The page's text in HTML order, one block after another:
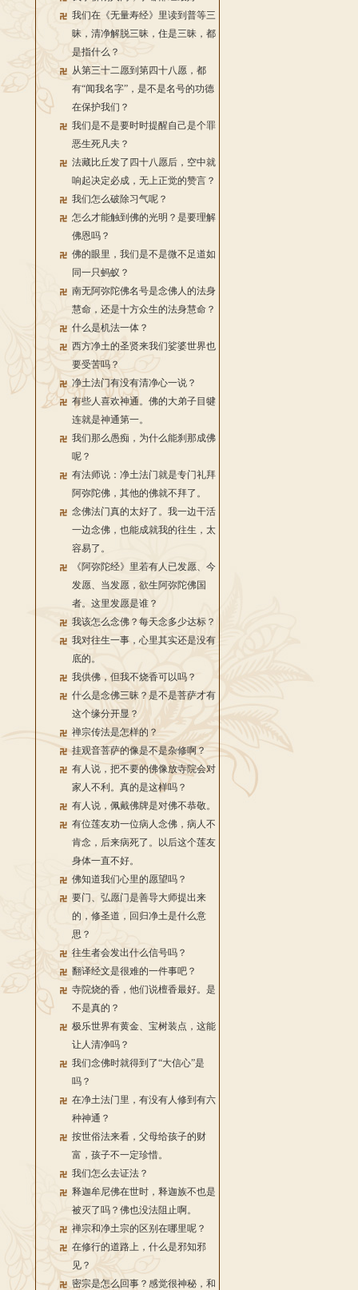
我们在《无量寿经》里读到普等三
昧，清净解脱三昧，住是三昧，都
是指什么？
从第三十二愿到第四十八愿，都
有“闻我名字”，是不是名号的功德
在保护我们？
我们是不是要时时提醒自己是个罪
恶生死凡夫？
法藏比丘发了四十八愿后，空中就
响起决定必成，无上正觉的赞言？
我们怎么破除习气呢？
怎么才能触到佛的光明？是要理解
佛恩吗？
佛的眼里，我们是不是微不足道如
同一只蚂蚁？
南无阿弥陀佛名号是念佛人的法身
慧命，还是十方众生的法身慧命？
什么是机法一体？
西方净土的圣贤来我们娑婆世界也
要受苦吗？
净土法门有没有清净心一说？
有些人喜欢神通。佛的大弟子目犍
连就是神通第一。
我们那么愚痴，为什么能刹那成佛
呢？
有法师说：净土法门就是专门礼拜
阿弥陀佛，其他的佛就不拜了。
念佛法门真的太好了。我一边干活
一边念佛，也能成就我的往生，太
容易了。
《阿弥陀经》里若有人已发愿、今
发愿、当发愿，欲生阿弥陀佛国
者。这里发愿是谁？
我该怎么念佛？每天念多少达标？
我对往生一事，心里其实还是没有
底的。
我供佛，但我不烧香可以吗？
什么是念佛三昧？是不是菩萨才有
这个缘分开显？
禅宗传法是怎样的？
挂观音菩萨的像是不是杂修啊？
有人说，把不要的佛像放寺院会对
家人不利。真的是这样吗？
有人说，佩戴佛牌是对佛不恭敬。
有位莲友劝一位病人念佛，病人不
肯念，后来病死了。以后这个莲友
身体一直不好。
佛知道我们心里的愿望吗？
要门、弘愿门是善导大师提出来
的，修圣道，回归净土是什么意
思？
往生者会发出什么信号吗？
翻译经文是很难的一件事吧？
寺院烧的香，他们说檀香最好。是
不是真的？
极乐世界有黄金、宝树装点，这能
让人清净吗？
我们念佛时就得到了“大信心”是
吗？
在净土法门里，有没有人修到有六
种神通？
按世俗法来看，父母给孩子的财
富，孩子不一定珍惜。
我们怎么去证法？
释迦牟尼佛在世时，释迦族不也是
被灭了吗？佛也没法阻止啊。
禅宗和净土宗的区别在哪里呢？
在修行的道路上，什么是邪知邪
见？
密宗是怎么回事？感觉很神秘，和